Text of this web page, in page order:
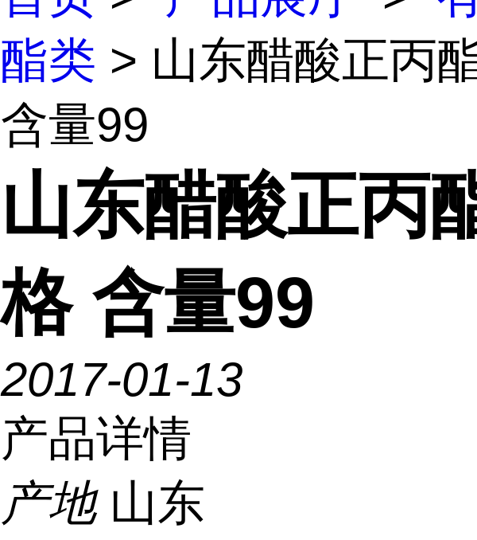
酯类 > 山东醋酸正丙
含量99
山东醋酸正丙
格 含量99
2017-01-13
产品详情
产地 山东